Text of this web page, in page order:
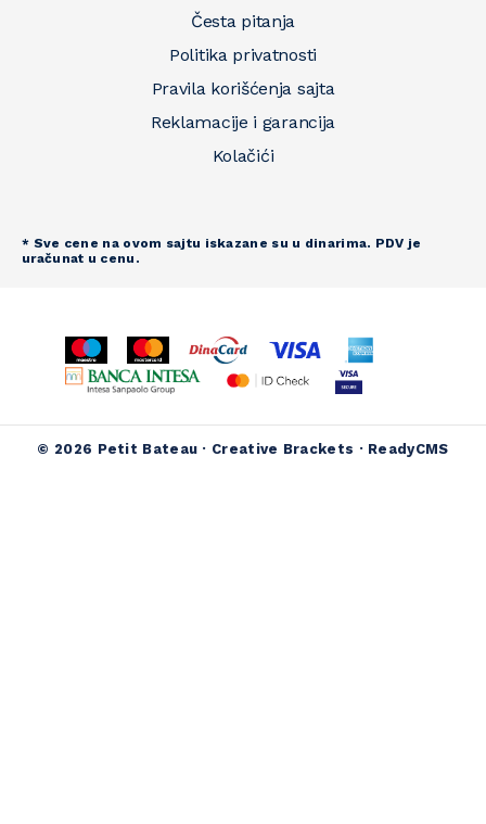
Česta pitanja
Politika privatnosti
Pravila korišćenja sajta
Reklamacije i garancija
Kolačići
* Sve cene na ovom sajtu iskazane su u dinarima. PDV je
uračunat u cenu.
© 2026 Petit Bateau · Creative Brackets · ReadyCMS